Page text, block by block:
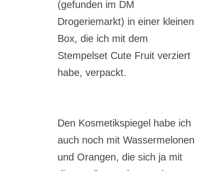
(gefunden im DM
Drogeriemarkt) in einer kleinen
Box, die ich mit dem
Stempelset Cute Fruit verziert
habe, verpackt.
Den Kosmetikspiegel habe ich
auch noch mit Wassermelonen
und Orangen, die sich ja mit